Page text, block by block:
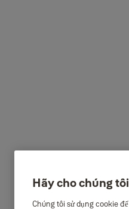
Hãy cho chúng
Chúng tôi sử dụng cookie